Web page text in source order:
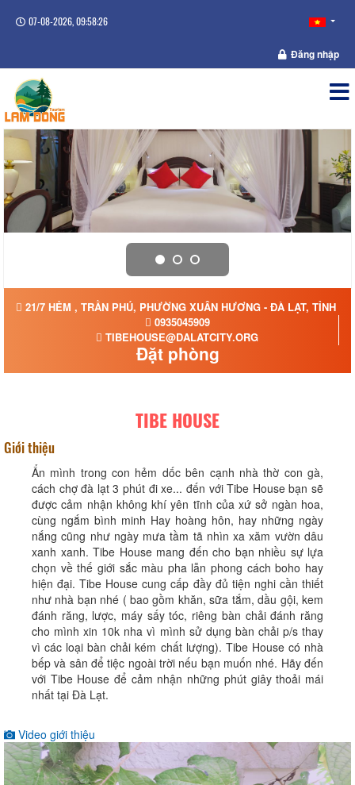
07-08-2026, 09:58:26
Đăng nhập
21/7 HẺM , TRẦN PHÚ, PHƯỜNG XUÂN HƯƠNG - ĐÀ LẠT, TỈNH
0935045909
TIBEHOUSE@DALATCITY.ORG
Đặt phòng
TIBE HOUSE
Giới thiệu
Ẩn mình trong con hẻm dốc bên cạnh nhà thờ con gà,
cách chợ đà lạt 3 phút đi xe... đến với Tibe House bạn sẽ
được cảm nhận không khí yên tĩnh của xứ sở ngàn hoa,
cùng ngắm bình minh Hay hoàng hôn, hay những ngày
nắng cũng như ngày mưa tầm tã nhìn xa xăm vườn dâu
xanh xanh. Tibe House mang đến cho bạn nhiều sự lựa
chọn về thế giới sắc màu pha lẫn phong cách boho hay
hiện đại. Tibe House cung cấp đầy đủ tiện nghi cần thiết
như nhà bạn nhé ( bao gồm khăn, sữa tắm, dầu gội, kem
đánh răng, lược, máy sấy tóc, riêng bàn chải đánh răng
cho mình xin 10k nha vì mình sử dụng bàn chải p/s thay
vì các loại bàn chải kém chất lượng). Tibe House có nhà
bếp và sân để tiệc ngoài trời nếu bạn muốn nhé. Hãy đến
với Tibe House để cảm nhận những phút giây thoải mái
nhất tại Đà Lạt.
Video giới thiệu